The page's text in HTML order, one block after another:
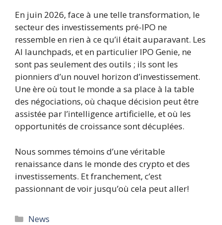
En juin 2026, face à une telle transformation, le
secteur des investissements pré-IPO ne
ressemble en rien à ce qu’il était auparavant. Les
AI launchpads, et en particulier IPO Genie, ne
sont pas seulement des outils ; ils sont les
pionniers d’un nouvel horizon d’investissement.
Une ère où tout le monde a sa place à la table
des négociations, où chaque décision peut être
assistée par l’intelligence artificielle, et où les
opportunités de croissance sont décuplées.
Nous sommes témoins d’une véritable
renaissance dans le monde des crypto et des
investissements. Et franchement, c’est
passionnant de voir jusqu’où cela peut aller!
Catégories
News